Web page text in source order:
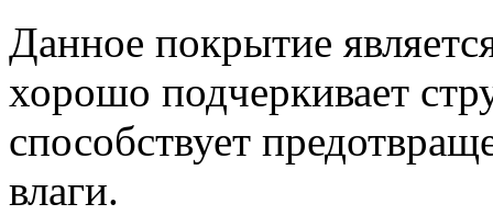
Данное покрытие
хорошо подчеркивает
способствует
влаги.